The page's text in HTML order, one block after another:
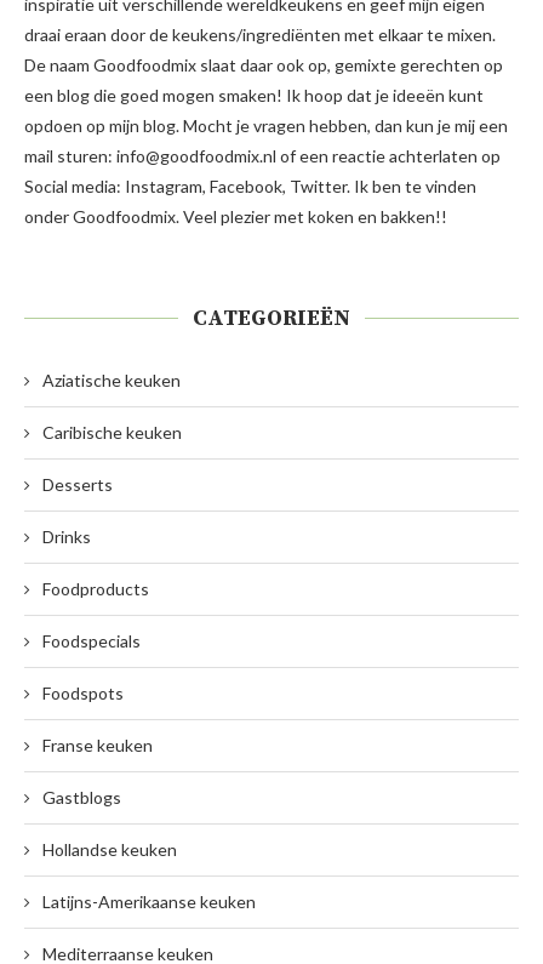
draai eraan door de keukens/ingrediënten met elkaar te mixen.
De naam Goodfoodmix slaat daar ook op, gemixte gerechten op
een blog die goed mogen smaken! Ik hoop dat je ideeën kunt
opdoen op mijn blog. Mocht je vragen hebben, dan kun je mij een
mail sturen: info@goodfoodmix.nl of een reactie achterlaten op
Social media: Instagram, Facebook, Twitter. Ik ben te vinden
onder Goodfoodmix. Veel plezier met koken en bakken!!
CATEGORIEËN
Aziatische keuken
Caribische keuken
Desserts
Drinks
Foodproducts
Foodspecials
Foodspots
Franse keuken
Gastblogs
Hollandse keuken
Latijns-Amerikaanse keuken
Mediterraanse keuken